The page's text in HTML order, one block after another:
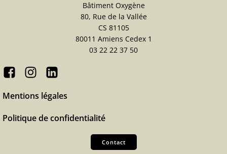
Bâtiment Oxygène
80, Rue de la Vallée
CS 81105
80011 Amiens Cedex 1
03 22 22 37 50
Mentions légales
Politique de confidentialité
Contact